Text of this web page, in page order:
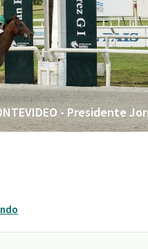
- Presidente